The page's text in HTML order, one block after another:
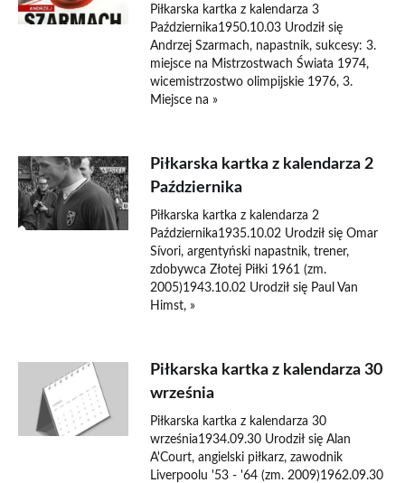
Piłkarska kartka z kalendarza 3
Października1950.10.03 Urodził się
Andrzej Szarmach, napastnik, sukcesy: 3.
miejsce na Mistrzostwach Świata 1974,
wicemistrzostwo olimpijskie 1976, 3.
Miejsce na »
Piłkarska kartka z kalendarza 2
Października
Piłkarska kartka z kalendarza 2
Października1935.10.02 Urodził się Omar
Sívori, argentyński napastnik, trener,
zdobywca Złotej Piłki 1961 (zm.
2005)1943.10.02 Urodził się Paul Van
Himst, »
Piłkarska kartka z kalendarza 30
września
Piłkarska kartka z kalendarza 30
września1934.09.30 Urodził się Alan
A'Court, angielski piłkarz, zawodnik
Liverpoolu '53 - '64 (zm. 2009)1962.09.30